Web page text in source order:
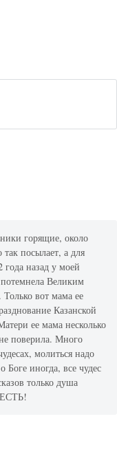
горящие, около
посылает, а для
года назад у моей
Великим
Только вот мама ее
Казанской
ее мама несколько
поверила. Много
молиться надо
Боге иногда, все чудес
только душа
ЕСТЬ!